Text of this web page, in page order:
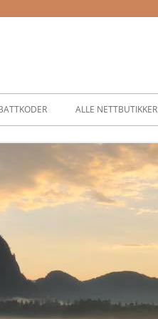
ALLE NETTBUTIKKER